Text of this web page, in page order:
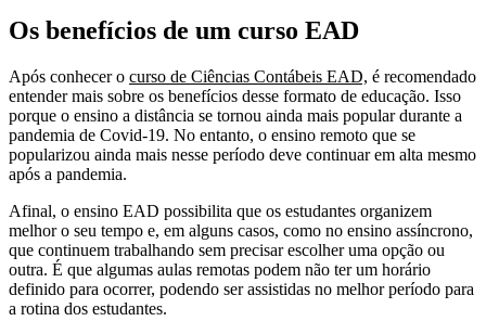
Os benefícios de um curso EAD
Após conhecer o curso de Ciências Contábeis EAD, é recomendado
entender mais sobre os benefícios desse formato de educação. Isso
porque o ensino a distância se tornou ainda mais popular durante a
pandemia de Covid-19. No entanto, o ensino remoto que se
popularizou ainda mais nesse período deve continuar em alta mesmo
após a pandemia.
Afinal, o ensino EAD possibilita que os estudantes organizem
melhor o seu tempo e, em alguns casos, como no ensino assíncrono,
que continuem trabalhando sem precisar escolher uma opção ou
outra. É que algumas aulas remotas podem não ter um horário
definido para ocorrer, podendo ser assistidas no melhor período para
a rotina dos estudantes.